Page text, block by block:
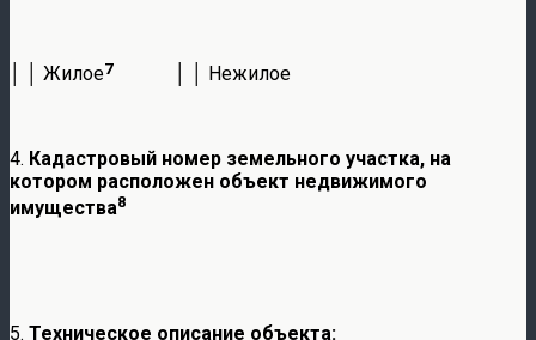
│ │ Жилое7 │ │ Нежилое
4. Кадастровый номер земельного участка, на
котором расположен объект недвижимого
имущества8
5. Техническое описание объекта: